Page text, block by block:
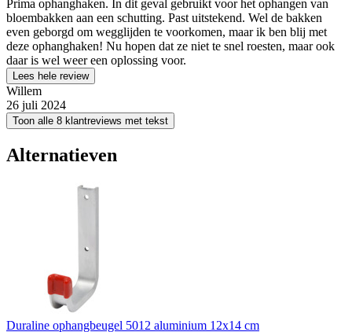
Prima ophanghaken. In dit geval gebruikt voor het ophangen van
bloembakken aan een schutting. Past uitstekend. Wel de bakken
even geborgd om wegglijden te voorkomen, maar ik ben blij met
deze ophanghaken! Nu hopen dat ze niet te snel roesten, maar ook
daar is wel weer een oplossing voor.
Lees hele review
Willem
26 juli 2024
Toon alle 8 klantreviews met tekst
Alternatieven
Duraline ophangbeugel 5012 aluminium 12x14 cm